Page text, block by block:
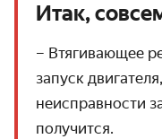
Итак,
– Втягивающее
запуск
неисправности
получится.